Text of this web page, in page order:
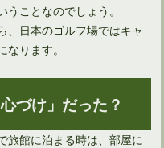
を拭くことはできない？
ことなのでしょう。
、日本のゴルフ場ではキャ
ります。
づけ」だった？
旅館に泊まる時は、部屋に